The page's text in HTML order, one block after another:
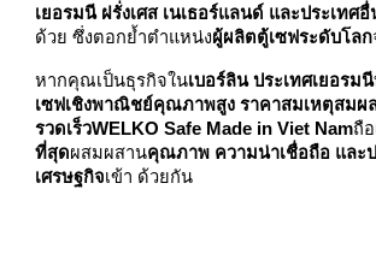
เยอรมนี ฝรั่งเศส เนเธอร์แลนด์ และประเทศ
ด้วย ซึ่งตอกย้ำตำแหน่งผู้ผลิตตู้เซฟระดับโลก
หากคุณเป็นธุรกิจในเบอร์ลิน ประเทศเยอรมนี
เซฟเชิงพาณิชย์คุณภาพสูง ราคาสมเหตุสมผ
รวดเร็วWELKO Safe Made in Viet Namถื
ที่สุดผสมผสานคุณภาพ ความน่าเชื่อถือ และ
เศรษฐกิจเข้า ด้วยกัน